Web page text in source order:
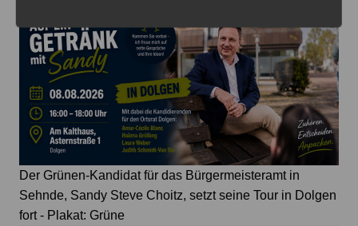
Der Grünen-Kandidat für das Bürgermeisteramt in
Sehnde, Sandy Steve Choitz, setzt seine Tour in Dolgen
fort - Plakat: Grüne